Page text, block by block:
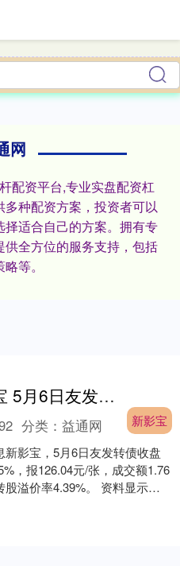
网
配资平台,专业实盘配资杠
种配资方案，投资者可以
适合自己的方案。拥有专
全方位的服务支持，包括
等。
新影宝 5月6日友发转债上涨0.85%，转股溢价率4.39%
新影宝
分类：益通网
新影宝，5月6日友发转债收盘
，报126.04元/张，成交额1.76
股溢价率4.39%。 资料显示，